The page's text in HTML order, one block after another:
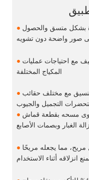
● بشكل متسق والحصول
صور واضحة دون تشويه
● مع احتياجات عمليات
المكياج المختلفة
● مع مختلف حقائب
● مسحه بقطعة قماش
الغبار وبصمات الأصابع
● مما يجعله مريحًا